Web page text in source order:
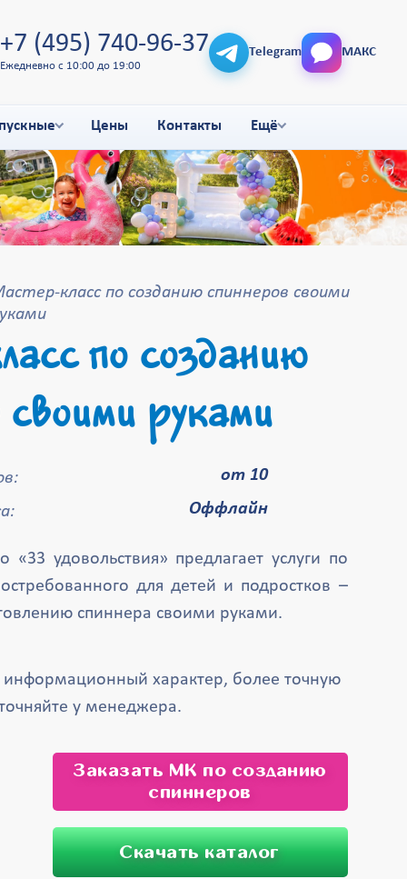
+7 (495) 740-96-37
Ежедневно с 10:00 до 19:00
Telegram МАКС
Цены Контакты Ещё
класс по созданию спиннеров своими
по созданию
руками
от 10
Оффлайн
«33 удовольствия» предлагает услуги по
для детей и подростков –
спиннера своими руками.
информационный характер, более точную
у менеджера.
Заказать МК по созданию
спиннеров
Скачать каталог